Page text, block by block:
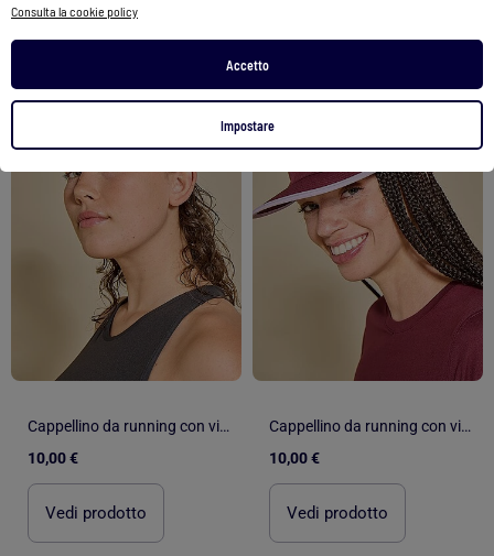
Consulta la cookie policy
Accetto
Impostare
1/6
Cappellino da running con visiera morbida - (ekstract)
10,00 €
Vedi prodotto
1/4
Cappellino da running con visiera morbida - (ekstract)
10,00 €
Vedi prodotto